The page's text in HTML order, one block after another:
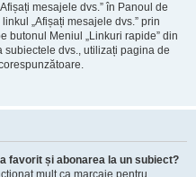
mesajele dvs.” în Panoul de
„Afișați mesajele dvs.” prin
butonul Meniul „Linkuri rapide” din
subiectele dvs., utilizați pagina de
favorit și abonarea la un subiect?
mult ca marcaje pentru